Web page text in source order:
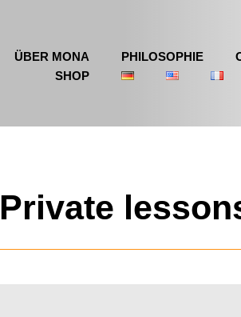
ÜBER MONA PHILOSOPHIE
SHOP
Private